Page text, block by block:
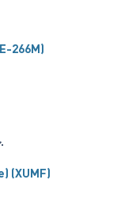
266М)
(XUMF)